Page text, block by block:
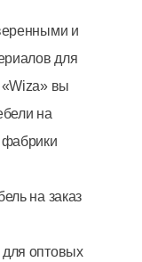
и
для
вы
на
на заказ
оптовых